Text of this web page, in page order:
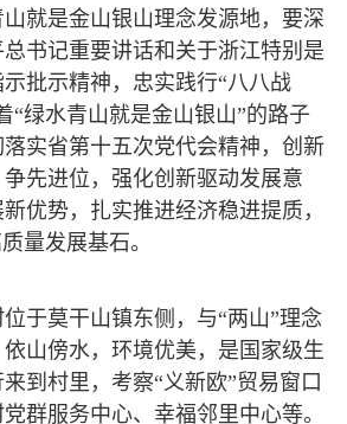
就是金山银山理念发源地，要深
书记重要讲话和关于浙江特别是
批示精神，忠实践行“八八战
“绿水青山就是金山银山”的路子
实省第十五次党代会精神，创新
先进位，强化创新驱动发展意
优势，扎实推进经济稳进提质，
量发展基石。
于莫干山镇东侧，与“两山”理念
山傍水，环境优美，是国家级生
到村里，考察“义新欧”贸易窗口
群服务中心、幸福邻里中心等。